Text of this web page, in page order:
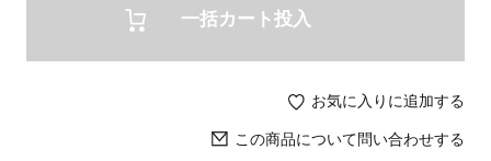
一括カート投入
お気に入りに追加する
この商品について問い合わせする